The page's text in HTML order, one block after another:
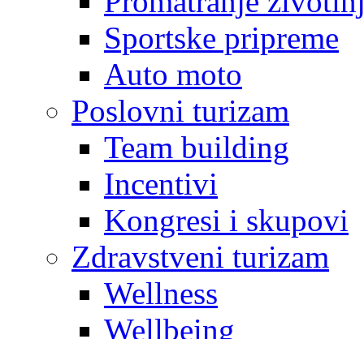
Sportske pripreme
Auto moto
Poslovni turizam
Team building
Incentivi
Kongresi i skupovi
Zdravstveni turizam
Wellness
Wellbeing